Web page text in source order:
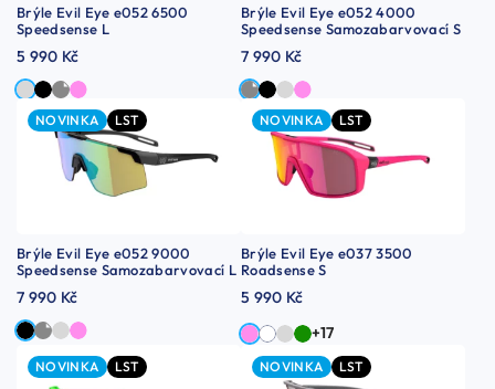
Brýle Evil Eye e052 6500
Speedsense L
5 990 Kč
Brýle Evil Eye e052 4000
Speedsense Samozabarvovací S
7 990 Kč
NOVINKA LST
Brýle Evil Eye e052 9000
Speedsense Samozabarvovací L
7 990 Kč
NOVINKA LST
Brýle Evil Eye e037 3500
Roadsense S
5 990 Kč
+17
NOVINKA LST NOVINKA LST